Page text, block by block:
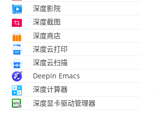
深度影院
深度截图
深度商店
深度云打印
深度云扫描
Deepin Emacs
深度计算器
深度显卡驱动管理器